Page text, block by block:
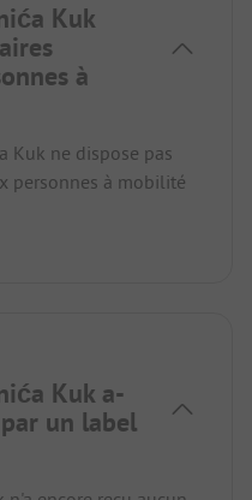
Kuk
à
Kuk ne dispose pas
personnes à mobilité
Kuk a-
un label